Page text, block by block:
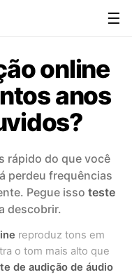
☰
online
anos
rápido do que você
perdeu frequências
Pegue isso teste
descobrir.
reproduz tons em
o tom mais alto que
de audição de áudio